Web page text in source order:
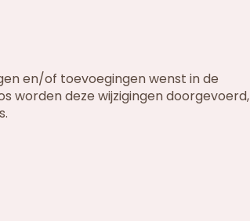
en/of toevoegingen wenst in de
worden deze wijzigingen doorgevoerd,